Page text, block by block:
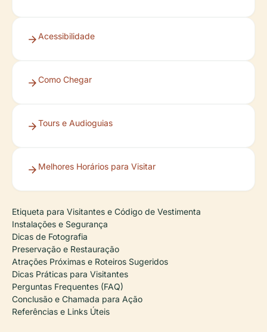
Acessibilidade
Como Chegar
Tours e Audioguias
Melhores Horários para Visitar
Etiqueta para Visitantes e Código de Vestimenta
Instalações e Segurança
Dicas de Fotografia
Preservação e Restauração
Atrações Próximas e Roteiros Sugeridos
Dicas Práticas para Visitantes
Perguntas Frequentes (FAQ)
Conclusão e Chamada para Ação
Referências e Links Úteis